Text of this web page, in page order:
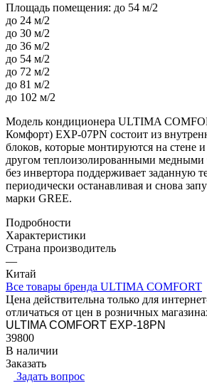
Площадь помещения: до 54 м/2
до 24 м/2
до 30 м/2
до 36 м/2
до 54 м/2
до 72 м/2
до 81 м/2
до 102 м/2
Модель кондиционера ULTIMA
Комфорт) EXP-07PN состоит из
блоков, которые монтируются на стене
другом теплоизолированными медными
без инвертора поддерживает заданную
периодически останавливая и снова
марки GREE.
Подробности
Характеристики
Страна производитель
—
Китай
Все товары бренда ULTIMA COMFORT
Цена действительна только для
отличаться от цен в розничных
ULTIMA COMFORT EXP-18PN
39800
В наличии
Заказать
Задать вопрос